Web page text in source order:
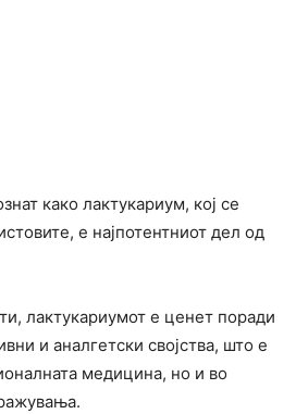
како лактукариум, кој се
е најпотентниот дел од
лактукариумот е ценет поради
и аналгетски својства, што е
медицина, но и во